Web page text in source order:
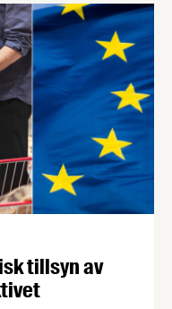
och
innovationer som
tillsyn av